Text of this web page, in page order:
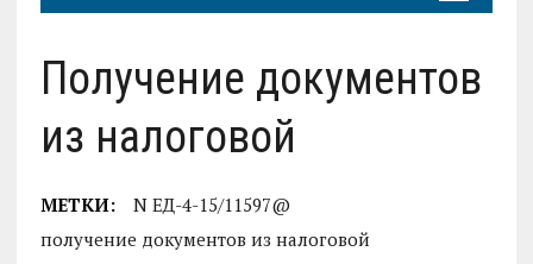
Получение документов
из налоговой
МЕТКИ:
N ЕД-4-15/11597@
получение документов из налоговой